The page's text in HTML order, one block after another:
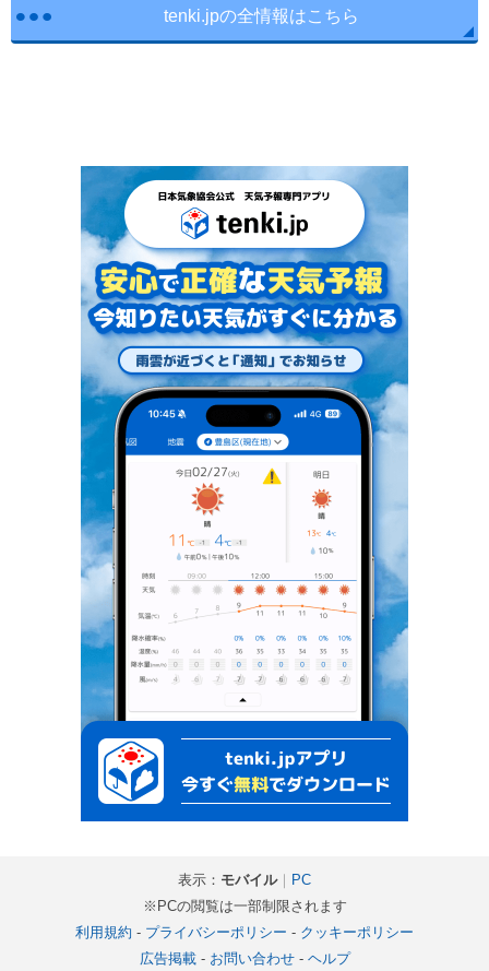
tenki.jpの全情報はこちら
表示： モバイル｜ PC
※PCの閲覧は一部制限されます
利用規約 - プライバシーポリシー - クッキーポリシー
広告掲載- お問い合わせ- ヘルプ